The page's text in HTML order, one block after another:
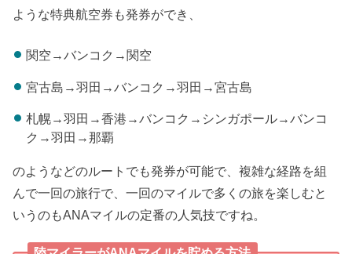
ような特典航空券も発券ができ、
関空→バンコク→関空
宮古島→羽田→バンコク→羽田→宮古島
札幌→羽田→香港→バンコク→シンガポール→バンコ
ク→羽田→那覇
のようなどのルートでも発券が可能で、複雑な経路を組
んで一回の旅行で、一回のマイルで多くの旅を楽しむと
いうのもANAマイルの定番の人気技ですね。